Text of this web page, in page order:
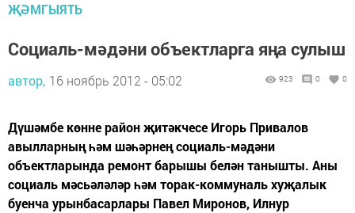
ҖӘМГЫЯТЬ
Социаль-мәдәни объектларга яңа сулыш
автор, 16 ноябрь 2012 - 05:02 923 0 0
Дүшәмбе көнне район җитәкчесе Игорь Привалов
авылларның һәм шәһәрнең социаль-мәдәни
объектларында ремонт барышы белән танышты. Аны
социаль мәсьәләләр һәм торак-коммуналь хуҗалык
буенча урынбасарлары Павел Миронов, Илнур